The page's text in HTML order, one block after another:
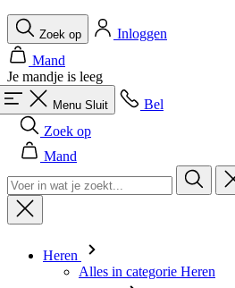
Zoek op
Inloggen
Mand
Je mandje is leeg
Menu Sluit
Bel
Zoek op
Mand
Heren
Alles in categorie Heren